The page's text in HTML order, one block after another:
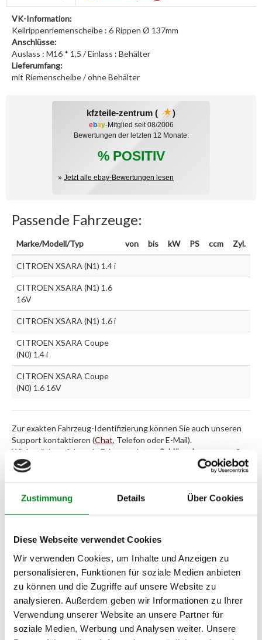
Zustimmung Details Über Cookies
Diese Webseite verwendet Cookies
Wir verwenden Cookies, um Inhalte und Anzeigen zu
personalisieren, Funktionen für soziale Medien anbieten
zu können und die Zugriffe auf unsere Website zu
analysieren. Außerdem geben wir Informationen zu Ihrer
Verwendung unserer Website an unsere Partner für
soziale Medien, Werbung und Analysen weiter. Unsere
VK-Information:
Keilrippenriemenscheibe : 6 Rippen Ø 137mm
Anschlüsse:
Auslass : M16 * 1,5 / Einlass : Behälter
Lieferumfang:
mit Riemenscheibe / ohne Behälter
kfzteile-zentrum ( )
ebay-Mitglied seit 08/2006
Bewertungen der letzten 12 Monate:
% POSITIV
» Jetzt alle ebay-Bewertungen lesen
Passende Fahrzeuge:
Marke/Modell/Typ von bis kW PS ccm Zyl.
CITROEN XSARA (N1) 1.4 i
CITROEN XSARA (N1) 1.6
16V
CITROEN XSARA (N1) 1.6 i
CITROEN XSARA Coupe
(N0) 1.4 i
CITROEN XSARA Coupe
(N0) 1.6 16V
Zur exakten Fahrzeug-Identifizierung können Sie auch unseren
Support kontaktieren (Chat, Telefon oder E-Mail).
Wir benötigen folgende Fahrzeugdaten: Schlüsselnummer
zu 2
(2.1) und zu 3 (2.2) oder
Passendes Fahrzeug nicht dabei?
Fahrzeug-Suche für AT-Servopumpen»
Oder einfachim Chatnachfragen.
Hersteller/EU Verantwortliche
Person
Hersteller
Unternehmensname:
TMC Turbolader Manufaktur Coesfeld